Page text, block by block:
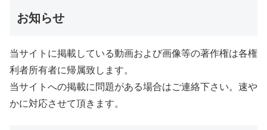
お知らせ
当サイトに掲載している動画および画像等の著作権は各権
利者所有者に帰属致します。
当サイトへの掲載に問題がある場合はご連絡下さい。速や
かに対応させて頂きます。